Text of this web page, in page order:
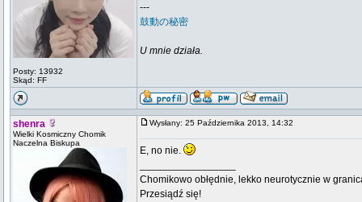
Posty: 13932
Skąd: FF
---
鼓動の秘密
U mnie działa.
shenra
Wielki Kosmiczny Chomik
Naczelna Biskupa
Wysłany: 25 Października 2013, 14:32
E, no nie.
Chomikowo obłędnie, lekko neurotycznie w
Przesiądź się!